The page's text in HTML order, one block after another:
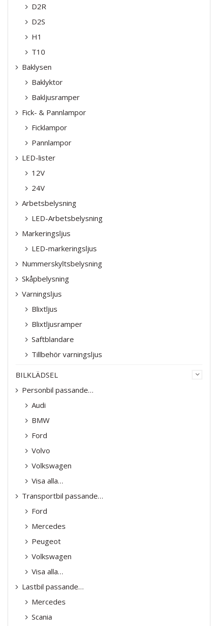
D2R
D2S
H1
T10
Baklysen
Baklyktor
Bakljusramper
Fick- & Pannlampor
Ficklampor
Pannlampor
LED-lister
12V
24V
Arbetsbelysning
LED-Arbetsbelysning
Markeringsljus
LED-markeringsljus
Nummerskyltsbelysning
Skåpbelysning
Varningsljus
Blixtljus
Blixtljusramper
Saftblandare
Tillbehör varningsljus
BILKLÄDSEL
Personbil passande…
Audi
BMW
Ford
Volvo
Volkswagen
Visa alla…
Transportbil passande…
Ford
Mercedes
Peugeot
Volkswagen
Visa alla…
Lastbil passande…
Mercedes
Scania